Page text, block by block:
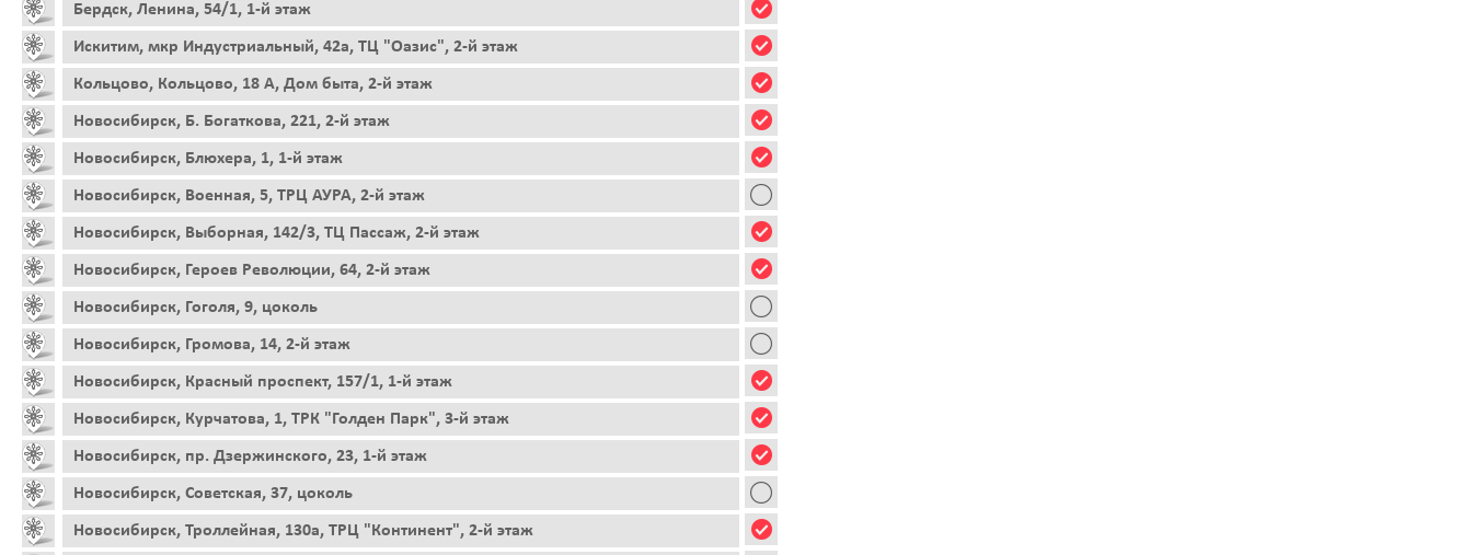
Бердск, Ленина, 54/1, 1-й этаж
Искитим, мкр Индустриальный, 42а, ТЦ "Оазис", 2-й этаж
Кольцово, Кольцово, 18 А, Дом быта, 2-й этаж
Новосибирск, Б. Богаткова, 221, 2-й этаж
Новосибирск, Блюхера, 1, 1-й этаж
Новосибирск, Военная, 5, ТРЦ АУРА, 2-й этаж
Новосибирск, Выборная, 142/3, ТЦ Пассаж, 2-й этаж
Новосибирск, Героев Революции, 64, 2-й этаж
Новосибирск, Гоголя, 9, цоколь
Новосибирск, Громова, 14, 2-й этаж
Новосибирск, Красный проспект, 157/1, 1-й этаж
Новосибирск, Курчатова, 1, ТРК "Голден Парк", 3-й этаж
Новосибирск, пр. Дзержинского, 23, 1-й этаж
Новосибирск, Советская, 37, цоколь
Новосибирск, Троллейная, 130а, ТРЦ "Континент", 2-й этаж